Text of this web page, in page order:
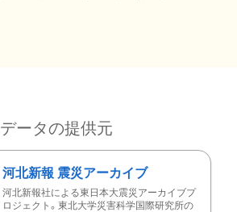
データの提供元
河北新報 震災アーカイブ
河北新報社による東日本大震災アーカイブプ
ロジェクト。東北大学災害科学国際研究所の